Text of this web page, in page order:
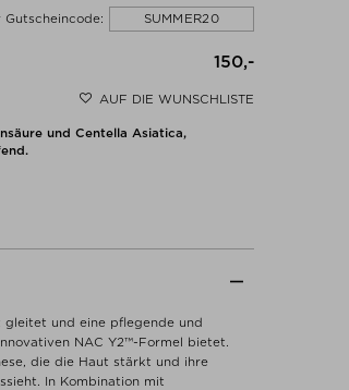
Gutscheincode: SUMMER20
150,-
AUF DIE WUNSCHLISTE
und Centella Asiatica,
gleitet und eine pflegende und
NAC Y2™-Formel bietet.
die die Haut stärkt und ihre
In Kombination mit